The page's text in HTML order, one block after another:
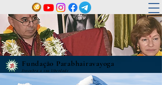
Fundação Parabhairavayoga
Descubra a sua liberdade